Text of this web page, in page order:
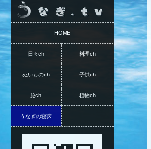
HOME
日々ch 料理ch
ぬいものch 子供ch
旅ch 植物ch
うなぎの寝床